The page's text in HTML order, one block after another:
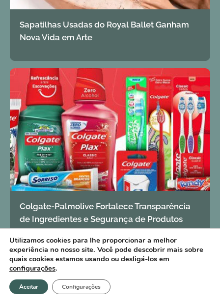
Sapatilhas Usadas do Royal Ballet Ganham
Nova Vida em Arte
Colgate-Palmolive Fortalece Transparência
de Ingredientes e Segurança de Produtos
Utilizamos cookies para lhe proporcionar a melhor
experiência no nosso site. Você pode descobrir mais sobre
quais cookies estamos usando ou desligá-los em
configurações.
Aceitar Configurações